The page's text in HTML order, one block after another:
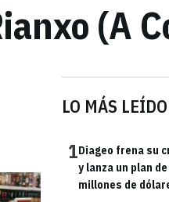
(A
LO MÁS
1Diageo frena su
y lanza un plan
millones de